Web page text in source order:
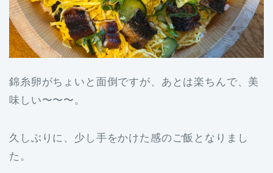
錦糸卵がちょいと面倒ですが、あとは楽ちんで、美
味しい〜〜〜。
久しぶりに、少し手をかけた感のご飯となりまし
た。